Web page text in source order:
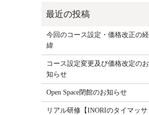
今回のコース設定・価格改正の経
緯
コース設定変更及び価格改定のお
知らせ
Open Space閉館のお知らせ
リアル研修【INORIのタイマッサ